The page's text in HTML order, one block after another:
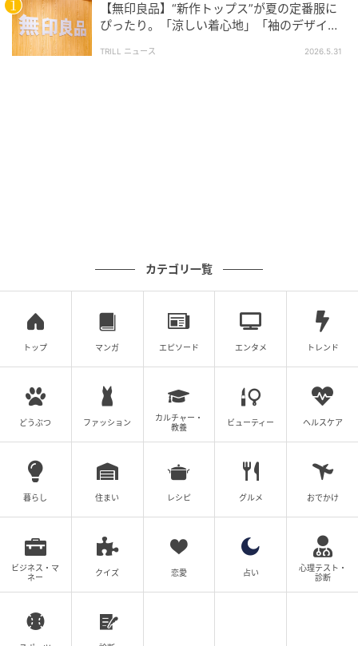
1枚で着ると肌がうっすら見えて、フェミニンな雰囲気
に。キャミソールやタンクトップを重ねることで、透
け感を自分好みに調整できます。
薄手で体に沿うシルエットなので、ボリュームのある
ボトムスと合わせるとバランスがよく、ワイドパンツ
リ見えてスタイルアップにつながります。細身のデニ
ムと合わせると、シアー素材のやわらかさが引き立
ち、シンプルでもこなれた印象に。
【無印良品】“新作トップス”が夏の定番服に
ぴったり。「涼しい着心地」「袖のデザイン
TRILL ニュース 2026.5.31
カテゴリ一覧
トップ マンガ エピソード エンタメ トレンド
どうぶつ ファッション
カルチャー・
教養
ビューティー ヘルスケア
暮らし 住まい レシピ グルメ おでかけ
ビジネス・マ
ネー
クイズ 恋愛 占い
心理テスト・
診断